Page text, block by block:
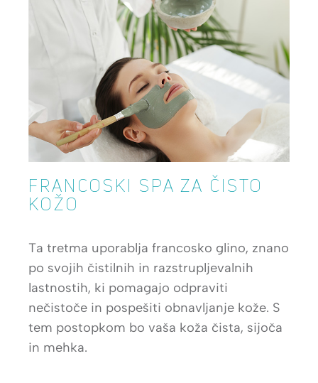
FRANCOSKI SPA ZA ČISTO
KOŽO
Ta tretma uporablja francosko glino, znano
po svojih čistilnih in razstrupljevalnih
lastnostih, ki pomagajo odpraviti
nečistoče in pospešiti obnavljanje kože. S
tem postopkom bo vaša koža čista, sijoča
in mehka.